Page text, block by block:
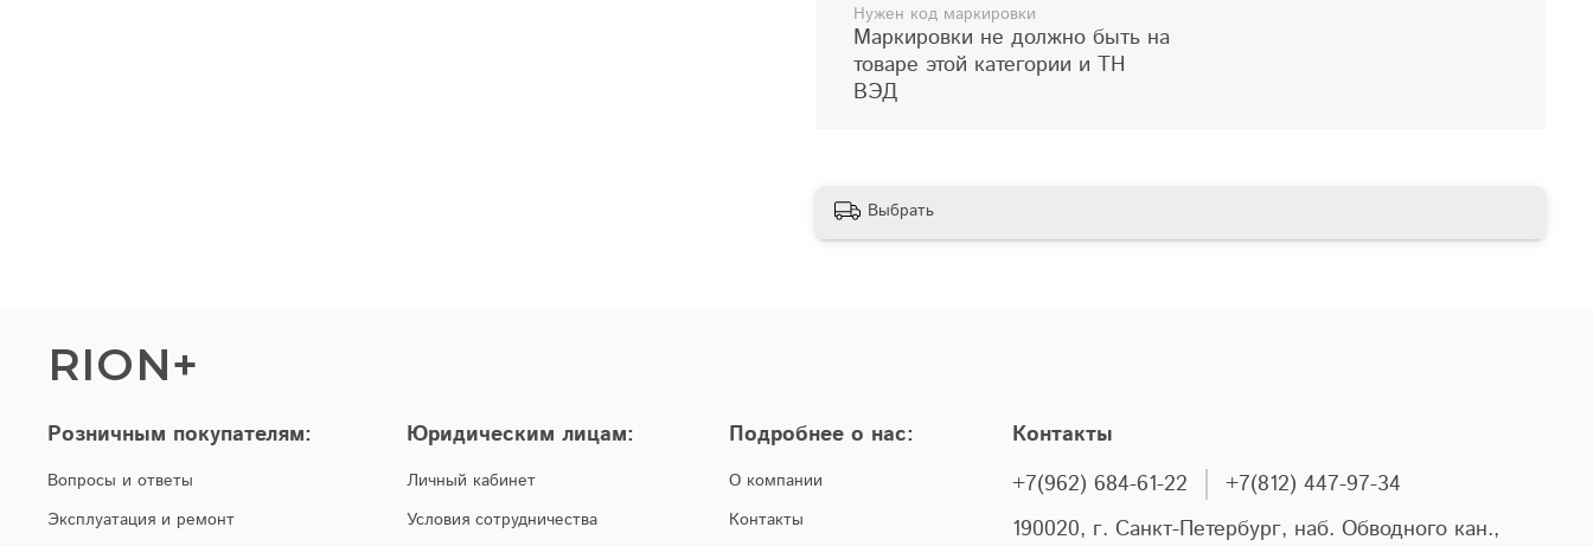
Нужен код маркировки
Маркировки не должно быть на
товаре этой категории и ТН
ВЭД
Выбрать
RION+
Розничным покупателям:
Вопросы и ответы
Эксплуатация и ремонт
Юридическим лицам:
Личный кабинет
Условия сотрудничества
Подробнее о нас:
О компании
Контакты
Контакты
+7(962) 684-61-22
+7(812) 447-97-34
190020, г. Санкт-Петербург, наб. Обводного кан.,